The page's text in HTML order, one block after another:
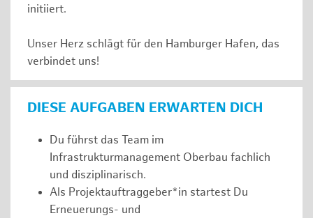
initiiert.
Unser Herz schlägt für den Hamburger Hafen, das
verbindet uns!
DIESE AUFGABEN ERWARTEN DICH
Du führst das Team im
Infrastrukturmanagement Oberbau fachlich
und disziplinarisch.
Als Projektauftraggeber*in startest Du
Erneuerungs- und